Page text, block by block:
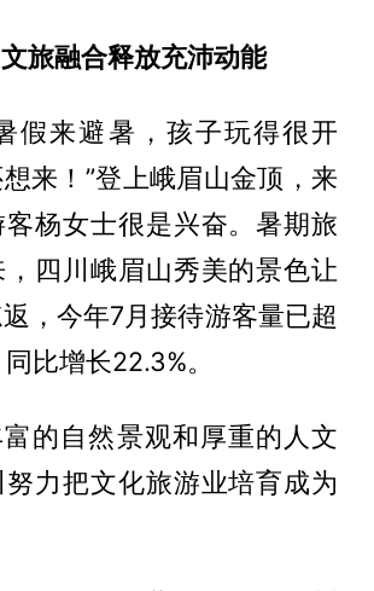
旅融合释放充沛动能
假来避暑，孩子玩得很开
来！”登上峨眉山金顶，来
客杨女士很是兴奋。暑期旅
四川峨眉山秀美的景色让
，今年7月接待游客量已超
比增长22.3%。
的自然景观和厚重的人文
力把文化旅游业培育成为